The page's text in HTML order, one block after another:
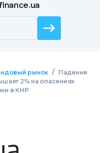
рынок /
Падение
2% на опасениях
в КНР